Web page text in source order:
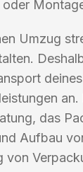
Umzug
das
Aufbau
von